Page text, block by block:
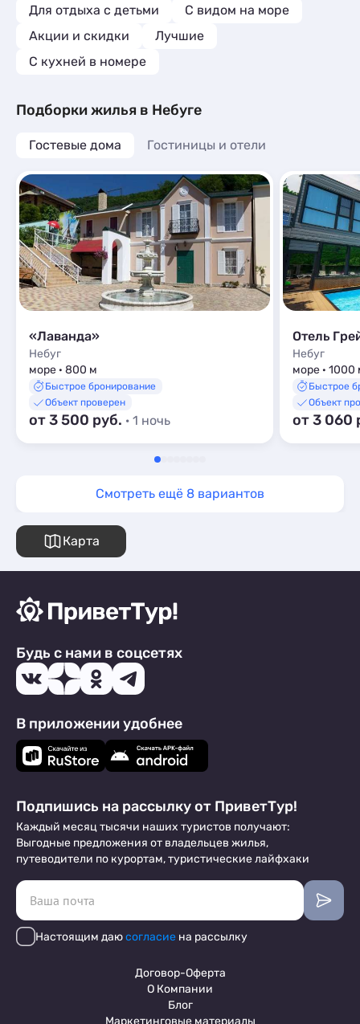
Для отдыха с детьми
С видом на море
Акции и скидки
Лучшие
C кухней в номере
Подборки жилья в Небуге
Гостевые дома Гостиницы и отели
«Лаванда»
Небуг
море · 800 м
Быстрое бронирование
Объект проверен
от 3 500 руб. · 1 ночь
Отель
Небуг
море · 1000
Быстрое
Объект
от 3 060
Смотреть ещё 8 вариантов
Карта
Будь с нами в соцсетях
В приложении удобнее
Подпишись на рассылку от ПриветТур!
Каждый месяц тысячи наших туристов получают:
Выгодные предложения от владельцев жилья,
путеводители по курортам, туристические лайфхаки
Настоящим даюсогласие на рассылку
Договор-Оферта
О Компании
Блог
Маркетинговые материалы